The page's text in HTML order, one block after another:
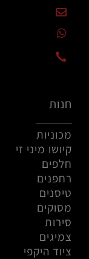
חנות
מכוניות
קיושו מיני זי
חלפים
רחפנים
טיסנים
מסוקים
סירות
צמיגים
ציוד היקפי